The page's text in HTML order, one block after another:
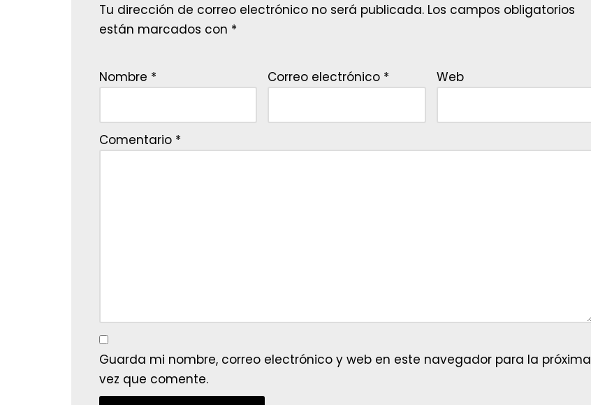
Tu dirección de correo electrónico no será publicada. Los campos obligatorios
están marcados con *
Nombre * Correo electrónico * Web
Comentario *
Guarda mi nombre, correo electrónico y web en este navegador para la próxima
vez que comente.